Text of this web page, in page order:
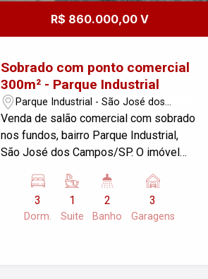
R$ 860.000,00 V
Sobrado com ponto comercial
300m² - Parque Industrial
Parque Industrial - São José dos
Campos/SP
Venda de salão comercial com sobrado
nos fundos, bairro Parque Industrial,
São José dos Campos/SP. O imóvel
02 banheiros, 3 garagens e uma área
construída de 300m², em um terreno de
315,00 m². Ideal para quem busca
3
Dorm.
1
Suite
2
Banho
3
Garagens